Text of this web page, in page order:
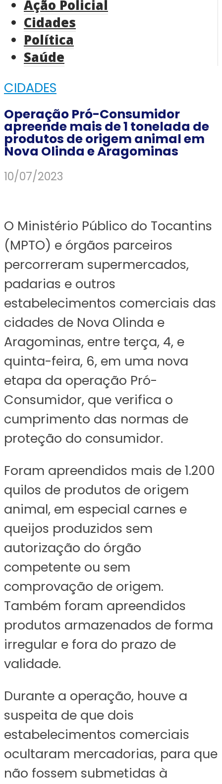
Ação Policial
Cidades
Política
Saúde
CIDADES
Operação Pró-Consumidor
apreende mais de 1 tonelada de
produtos de origem animal em
Nova Olinda e Aragominas
10/07/2023
O Ministério Público do Tocantins
(MPTO) e órgãos parceiros
percorreram supermercados,
padarias e outros
estabelecimentos comerciais das
cidades de Nova Olinda e
Aragominas, entre terça, 4, e
quinta-feira, 6, em uma nova
etapa da operação Pró-
Consumidor, que verifica o
cumprimento das normas de
proteção do consumidor.
Foram apreendidos mais de 1.200
quilos de produtos de origem
animal, em especial carnes e
queijos produzidos sem
autorização do órgão
competente ou sem
comprovação de origem.
Também foram apreendidos
produtos armazenados de forma
irregular e fora do prazo de
validade.
Durante a operação, houve a
suspeita de que dois
estabelecimentos comerciais
ocultaram mercadorias, para que
não fossem submetidas à